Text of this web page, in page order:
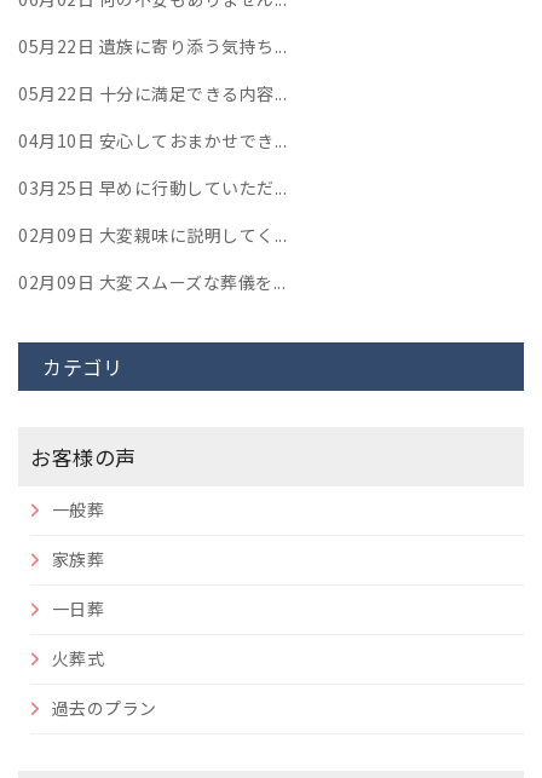
05月22日 遺族に寄り添う気持ち...
05月22日 十分に満足できる内容...
04月10日 安心しておまかせでき...
03月25日 早めに行動していただ...
02月09日 大変親味に説明してく...
02月09日 大変スムーズな葬儀を...
カテゴリ
お客様の声
一般葬
家族葬
一日葬
火葬式
過去のプラン